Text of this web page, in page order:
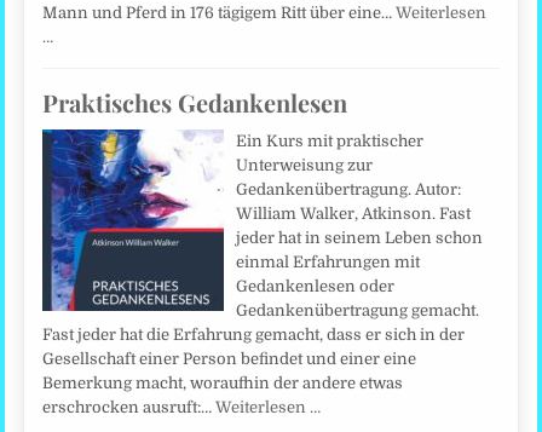
Mann und Pferd in 176 tägigem Ritt über eine…Weiterlesen
…
Praktisches Gedankenlesen
Ein Kurs mit praktischer
Unterweisung zur
Gedankenübertragung. Autor:
William Walker, Atkinson. Fast
jeder hat in seinem Leben schon
einmal Erfahrungen mit
Gedankenlesen oder
Gedankenübertragung gemacht.
Fast jeder hat die Erfahrung gemacht, dass er sich in der
Gesellschaft einer Person befindet und einer eine
Bemerkung macht, woraufhin der andere etwas
erschrocken ausruft:…Weiterlesen …